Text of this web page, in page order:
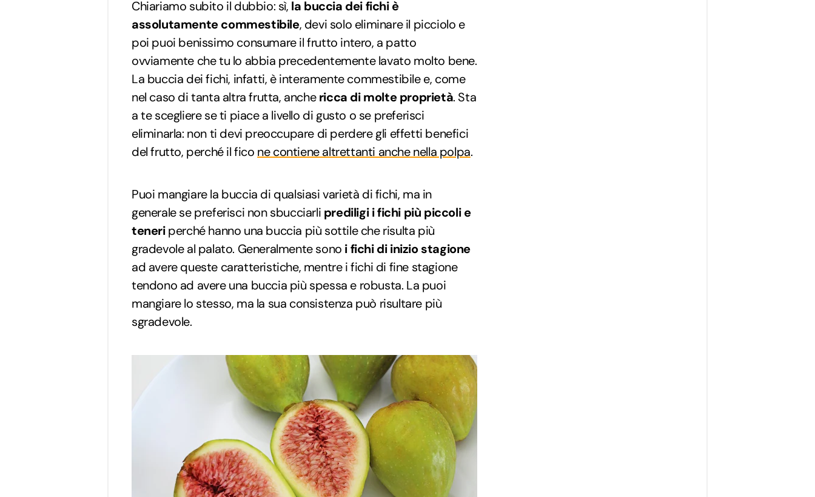
Chiariamo subito il dubbio: sì, la buccia dei fichi è
assolutamente commestibile, devi solo eliminare il picciolo e
poi puoi benissimo consumare il frutto intero, a patto
ovviamente che tu lo abbia precedentemente lavato molto bene.
La buccia dei fichi, infatti, è interamente commestibile e, come
nel caso di tanta altra frutta, anchericca di molte proprietà. Sta
a te scegliere se ti piace a livello di gusto o se preferisci
eliminarla: non ti devi preoccupare di perdere gli effetti benefici
del frutto, perché il fico ne contiene altrettanti anche nella polpa.
Puoi mangiare la buccia di qualsiasi varietà di fichi, ma in
generale se preferisci non sbucciarli prediligi i fichi più piccoli e
teneriperché hanno una buccia più sottile che risulta più
gradevole al palato. Generalmente sono i fichi di inizio stagione
ad avere queste caratteristiche, mentre i fichi di fine stagione
tendono ad avere una buccia più spessa e robusta. La puoi
mangiare lo stesso, ma la sua consistenza può risultare più
sgradevole.